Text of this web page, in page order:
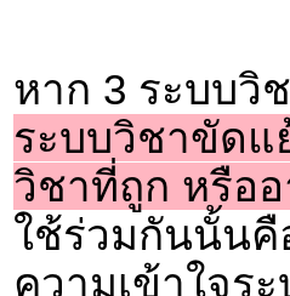
หาก 3 ระบบวิ
ระบบวิชาขัดแ
วิชาที่ถูก หรือ
ใช้ร่วมกันนั้นคื
ความเข้าใจร